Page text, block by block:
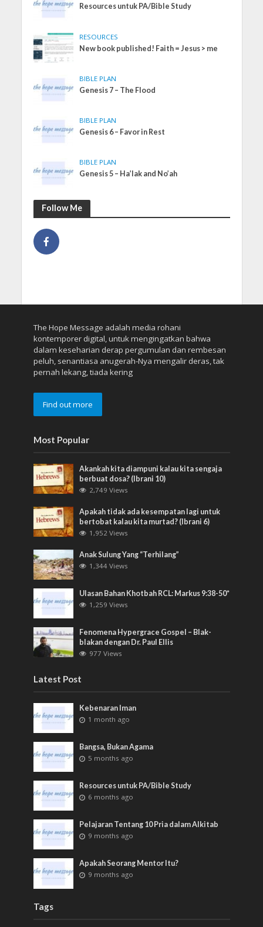
Resources untuk PA/Bible Study
RESOURCES
New book published! Faith = Jesus > me
BIBLE PLAN
Genesis 7 – The Flood
BIBLE PLAN
Genesis 6 – Favor in Rest
BIBLE PLAN
Genesis 5 – Ha’lak and No’ah
Follow Me
The Hope Message adalah media rohani
kontemporer digital, untuk mengingatkan bahwa
dalam keseharian derap pergumulan dan rembesan
peluh, senantiasa anugerah-Nya mengalir deras, tak
pernah lekang, tiada kering
Find out more
Most Popular
Akankah kita diampuni kalau kita sengaja
berbuat dosa? (Ibrani 10)
2,749 Views
Apakah tidak ada kesempatan lagi untuk
bertobat kalau kita murtad? (Ibrani 6)
1,952 Views
Anak Sulung Yang “Terhilang”
1,344 Views
Ulasan Bahan Khotbah RCL: Markus 9:38-50*
1,259 Views
Fenomena Hypergrace Gospel – Blak-
blakan dengan Dr. Paul Ellis
977 Views
Latest Post
Kebenaran Iman
1 month ago
Bangsa, Bukan Agama
5 months ago
Resources untuk PA/Bible Study
6 months ago
Pelajaran Tentang 10 Pria dalam Alkitab
9 months ago
Apakah Seorang Mentor Itu?
9 months ago
Tags